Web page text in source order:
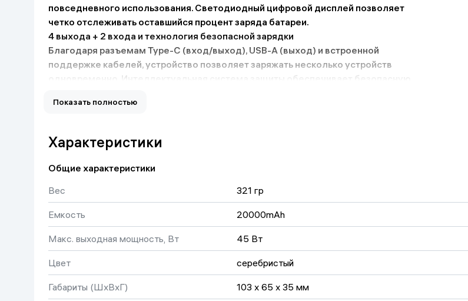
повседневного использования. Светодиодный цифровой дисплей позволяет
четко отслеживать оставшийся процент заряда батареи.
4 выхода + 2 входа и технология безопасной зарядки
Благодаря разъемам Type-C (вход/выход), USB-A (выход) и встроенной
поддержке кабелей, устройство позволяет заряжать несколько устройств
одновременно. Интеллектуальная система защиты обеспечивает безопасную
перегрев. Компактный и современный дизайн делает устройство удобным для
Показать полностью
Характеристики
Общие характеристики
Вес
321 гр
Емкость 20000mAh
Макс. выходная мощность, Вт 45 Вт
Цвет серебристый
Габариты (ШхВхГ) 103 x 65 x 35 мм